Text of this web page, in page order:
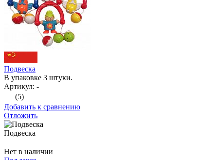
Подвеска
В упаковке 3 штуки.
Артикул: -
(5)
Добавить к сравнению
Отложить
Подвеска
Нет в наличии